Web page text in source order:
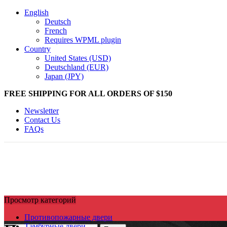
English
Deutsch
French
Requires WPML plugin
Country
United States (USD)
Deutschland (EUR)
Japan (JPY)
FREE SHIPPING FOR ALL ORDERS OF $150
Newsletter
Contact Us
FAQs
Просмотр категорий
Противопожарные двери